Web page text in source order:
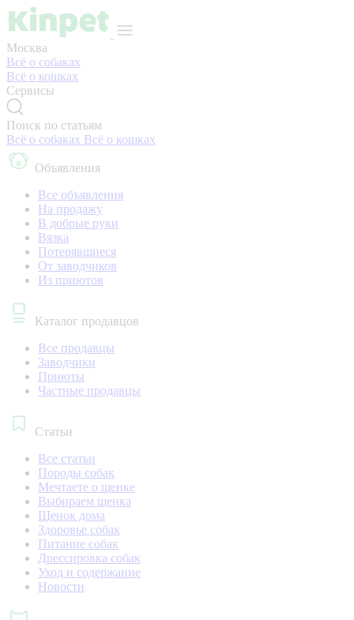
Москва
Всё о собаках
Всё о кошках
Сервисы
Поиск по статьям
Всё о собаках Всё о кошках
Объявления
Все объявления
На продажу
В добрые руки
Вязка
Потерявшиеся
От заводчиков
Из приютов
Каталог продавцов
Все продавцы
Заводчики
Приюты
Частные продавцы
Статьи
Все статьи
Породы собак
Мечтаете о щенке
Выбираем щенка
Щенок дома
Здоровье собак
Питание собак
Дрессировка собак
Уход и содержание
Новости